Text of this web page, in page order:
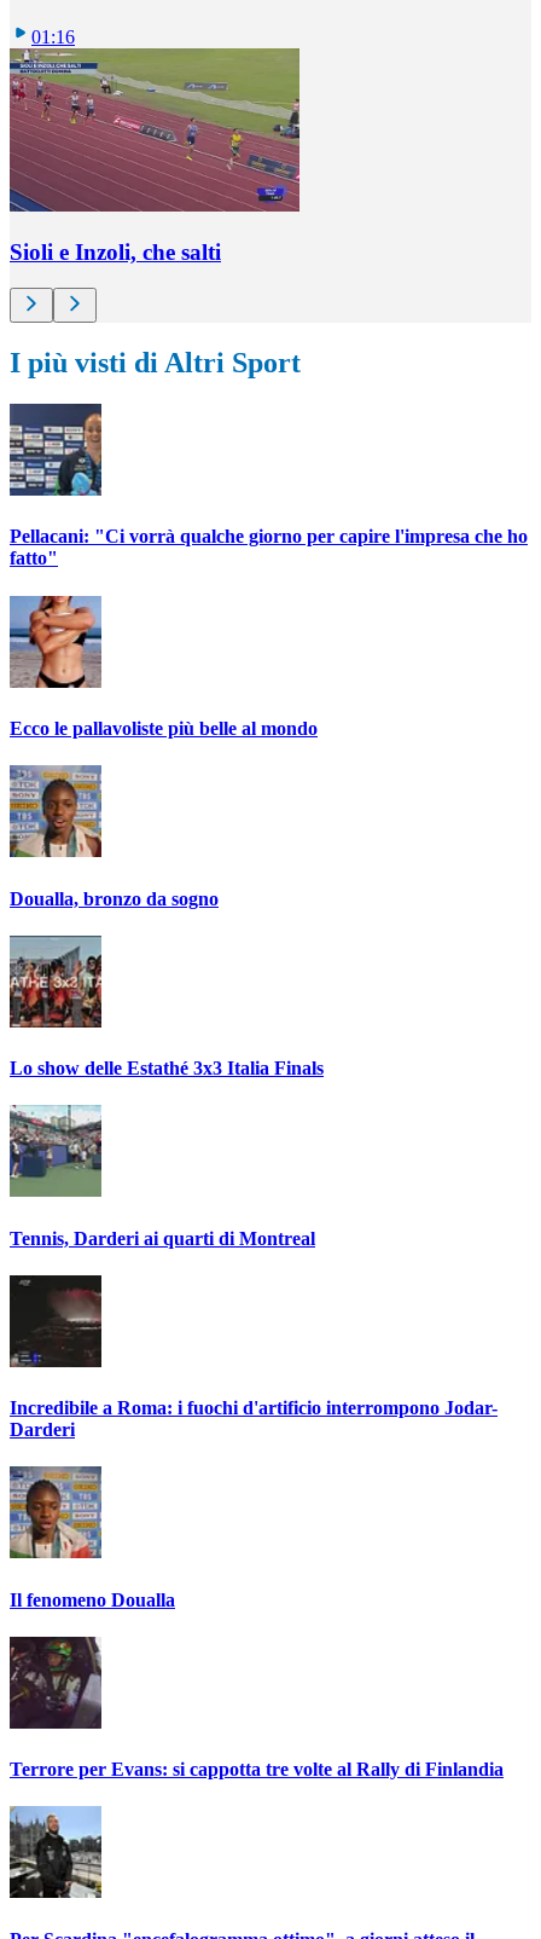
01:16
Sioli e Inzoli, che salti
I più visti di Altri Sport
Pellacani: "Ci vorrà qualche giorno per capire l'impresa che ho
fatto"
Ecco le pallavoliste più belle al mondo
Doualla, bronzo da sogno
Lo show delle Estathé 3x3 Italia Finals
Tennis, Darderi ai quarti di Montreal
Incredibile a Roma: i fuochi d'artificio interrompono Jodar-
Darderi
Il fenomeno Doualla
Terrore per Evans: si cappotta tre volte al Rally di Finlandia